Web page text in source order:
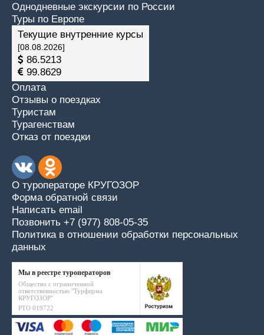
Однодневные экскурсии по России
Туры по Европе
Текущие внутренние курсы
[08.08.2026]
86.5213
99.8629
Оплата
Отзывы о поездках
Туристам
Турагенствам
Отказ от поездки
О туроператоре КРУГОЗОР
Форма обратной связи
Написать email
Позвонить +7 (977) 808-05-35
Политика в отношении обработки персональных
данных
Мы в реестре туроператоров
Общество с ограниченной
ответственностью "Турфирма
КРУГОЗОР"
РТО 019722